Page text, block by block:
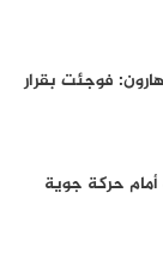
فوجئت بقرار
أمام حركة جوية